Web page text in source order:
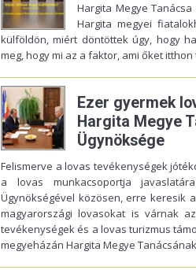
Hargita Megye
Hargita megyei
külföldön, miért döntöttek úgy, hogy
meg, hogy mi az a faktor, ami őket itthon
Ezer gyermek
Hargita Megye
Ügynöksége
Felismerve a lovas tevékenységek
a lovas munkacsoportja
Ügynökségével közösen, erre keresik
magyarországi lovasokat is várnak
tevékenységek és a lovas turizmus
megyeházán Hargita Megye